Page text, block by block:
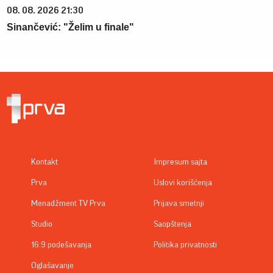
08. 08. 2026 21:30
Sinančević: "Želim u finale"
Kontakt
Prva
Menadžment TV Prva
Studio
16:9 podešavanja
Oglašavanje
Impresum sajta
Uslovi korišćenja
Prijava smetnji
Saopštenja
Politika privatnosti